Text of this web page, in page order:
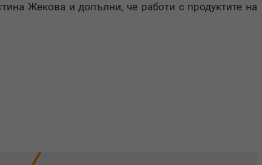
Жекова и допълни, че работи с продуктите на